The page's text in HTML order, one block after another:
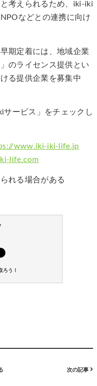
考えられるため、iki-iki
などとの連携に向け
期定着には、地域企業
のライセンス提供とい
る提供企業を募集中
ービス」をチェックし
www.iki-iki-life.jp
life.com
れる場合がある
ろう！
次の記事